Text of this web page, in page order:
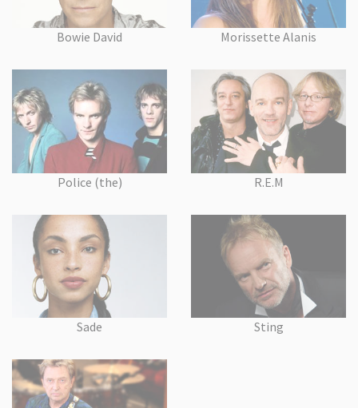
Bowie David Morissette Alanis
Police (the) R.E.M
Sade Sting